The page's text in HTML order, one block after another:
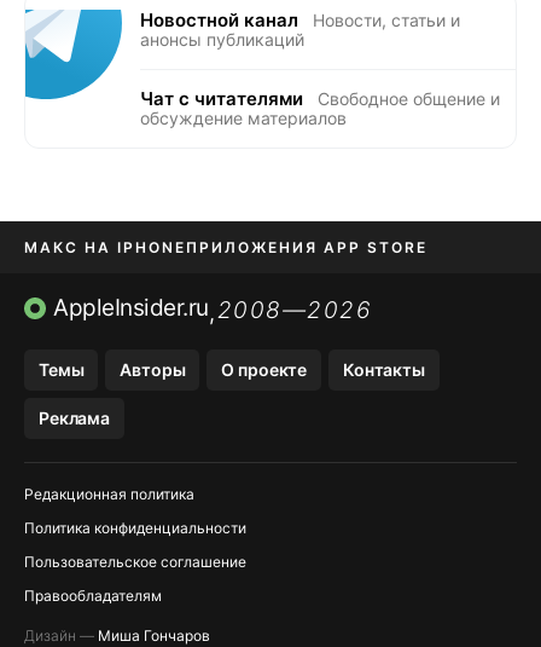
Новостной канал
Новости, статьи и
анонсы публикаций
Чат с читателями
Свободное общение и
обсуждение материалов
МАКС НА IPHONE ПРИЛОЖЕНИЯ APP STORE
TIKTOK НА IPHONEПРИЛОЖЕНИЯ БЕЗ APP STORE
AppleInsider.ru,2008—2026
Темы Авторы О проекте Контакты
Реклама
Редакционная политика
Политика конфиденциальности
Пользовательское соглашение
Правообладателям
Дизайн — Миша Гончаров